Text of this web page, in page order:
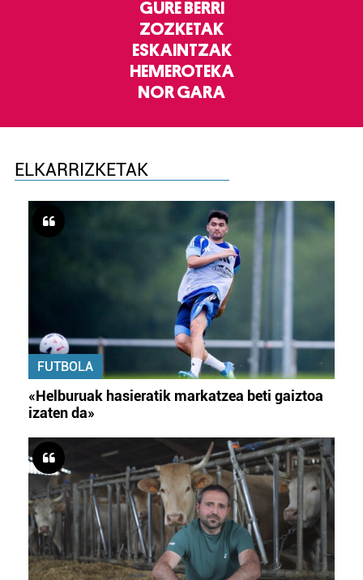
GURE BERRI
ZOZKETAK
ESKAINTZAK
HEMEROTEKA
NOR GARA
ELKARRIZKETAK
FUTBOLA
«Helburuak hasieratik markatzea beti gaiztoa
izaten da»